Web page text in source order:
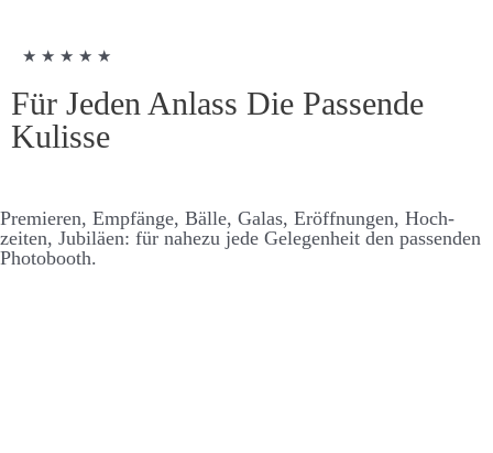
★ ★ ★ ★ ★
Für Jeden Anlass Die Passende
Kulisse
Premieren, Empfänge, Bälle, Galas, Er­öffnungen, Hoch­
zeiten, Jubiläen: für nahezu jede Ge­legen­heit den passenden
Photo­booth.